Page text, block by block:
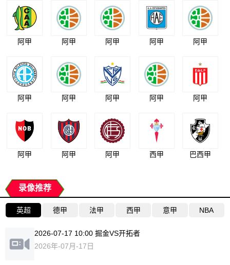
阿甲 阿甲 阿甲 阿甲 阿甲
阿甲 阿甲 阿甲 阿甲 阿甲
阿甲 阿甲 阿甲 西甲 巴西甲
录像推荐
英超 德甲 法甲 西甲 意甲 NBA
2026-07-17 10:00 掘金VS开拓者
2026年-07月-17日